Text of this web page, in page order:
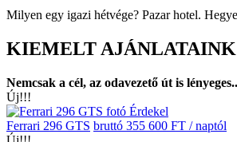
Milyen egy igazi hétvége? Pazar hotel.
KIEMELT AJÁNLATAINK
Nemcsak a cél, az odavezető út is
Új!!!
Érdekel
Ferrari 296 GTS bruttó 355 600 FT / naptól